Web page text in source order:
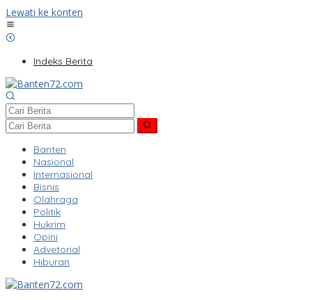
Lewati ke konten
Indeks Berita
Banten
Nasional
Internasional
Bisnis
Olahraga
Politik
Hukrim
Opini
Advetorial
Hiburan